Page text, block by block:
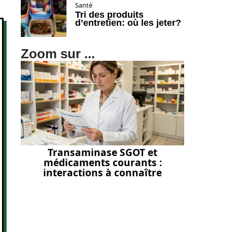
Santé
Tri des produits
d’entretien: où les jeter?
Zoom sur ...
Transaminase SGOT et
médicaments courants :
interactions à connaître